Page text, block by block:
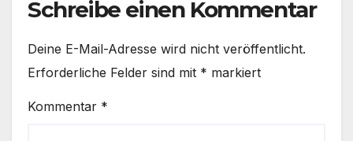
Schreibe einen Kommentar
Deine E-Mail-Adresse wird nicht veröffentlicht.
Erforderliche Felder sind mit * markiert
Kommentar *